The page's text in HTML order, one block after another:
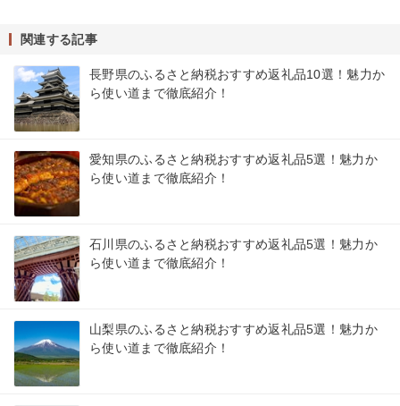
関連する記事
長野県のふるさと納税おすすめ返礼品10選！魅力か
ら使い道まで徹底紹介！
愛知県のふるさと納税おすすめ返礼品5選！魅力か
ら使い道まで徹底紹介！
石川県のふるさと納税おすすめ返礼品5選！魅力か
ら使い道まで徹底紹介！
山梨県のふるさと納税おすすめ返礼品5選！魅力か
ら使い道まで徹底紹介！